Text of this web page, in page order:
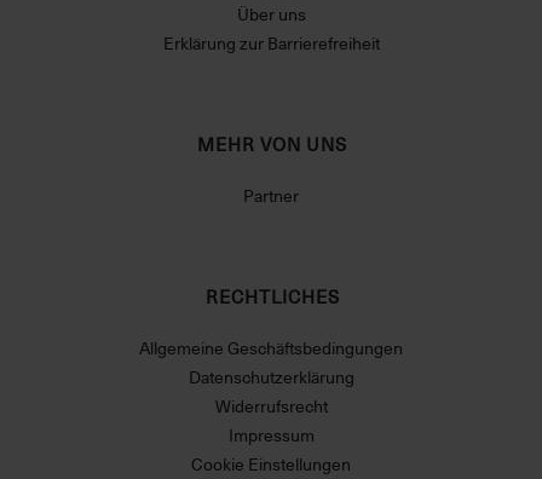
Über uns
Erklärung zur Barrierefreiheit
MEHR VON UNS
Partner
RECHTLICHES
Allgemeine Geschäftsbedingungen
Datenschutzerklärung
Widerrufsrecht
Impressum
Cookie Einstellungen